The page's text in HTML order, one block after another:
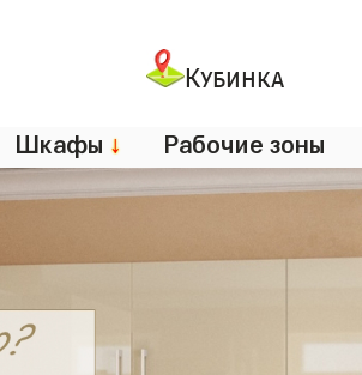
Кубинка
Шкафы ↓ Рабочие зоны